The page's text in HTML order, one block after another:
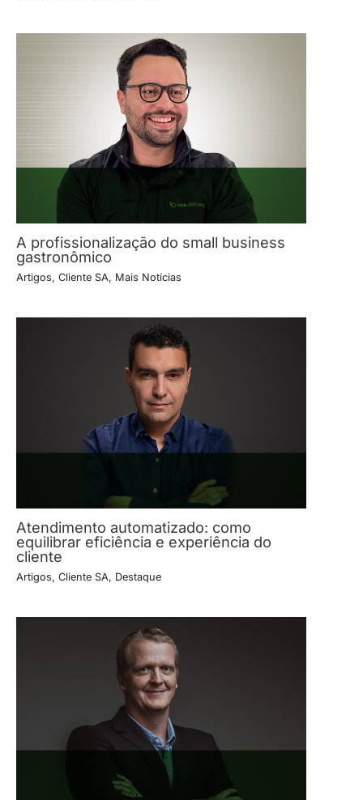
A profissionalização do small business
gastronômico
Artigos, Cliente SA, Mais Notícias
Atendimento automatizado: como
equilibrar eficiência e experiência do
cliente
Artigos, Cliente SA, Destaque